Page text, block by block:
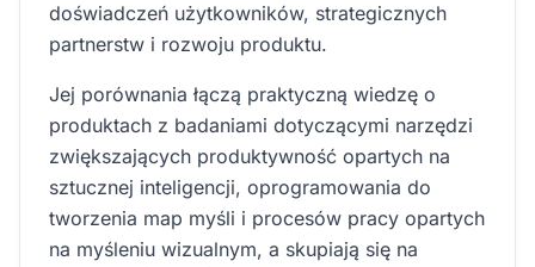
doświadczeń użytkowników, strategicznych
partnerstw i rozwoju produktu.
Jej porównania łączą praktyczną wiedzę o
produktach z badaniami dotyczącymi narzędzi
zwiększających produktywność opartych na
sztucznej inteligencji, oprogramowania do
tworzenia map myśli i procesów pracy opartych
na myśleniu wizualnym, a skupiają się na